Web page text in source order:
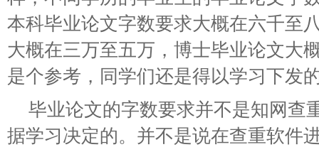
本科毕业论文字数要求大概在六千至
大概在三万至五万，博士毕业论文大
是个参考，同学们还是得以学习下发
毕业论文的字数要求并不是知网查
据学习决定的。并不是说在查重软件